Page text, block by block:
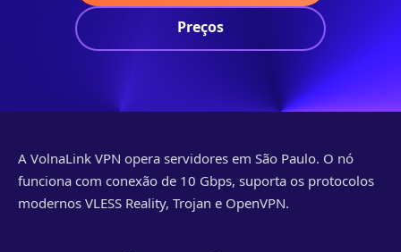
Preços
A VolnaLink VPN opera servidores em São Paulo. O nó
funciona com conexão de 10 Gbps, suporta os protocolos
modernos VLESS Reality, Trojan e OpenVPN.